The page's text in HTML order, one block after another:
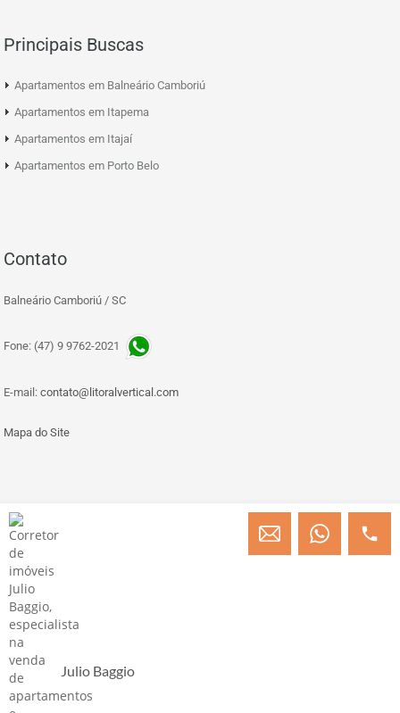
Principais Buscas
Apartamentos em Balneário Camboriú
Apartamentos em Itapema
Apartamentos em Itajaí
Apartamentos em Porto Belo
Contato
Balneário Camboriú / SC
Fone: (47) 9 9762-2021
E-mail: contato@litoralvertical.com
Mapa do Site
© Copyright 2013 » 2026 Engenheiro Julio C. Baggio - Corretor de Imóveis
Julio Baggio